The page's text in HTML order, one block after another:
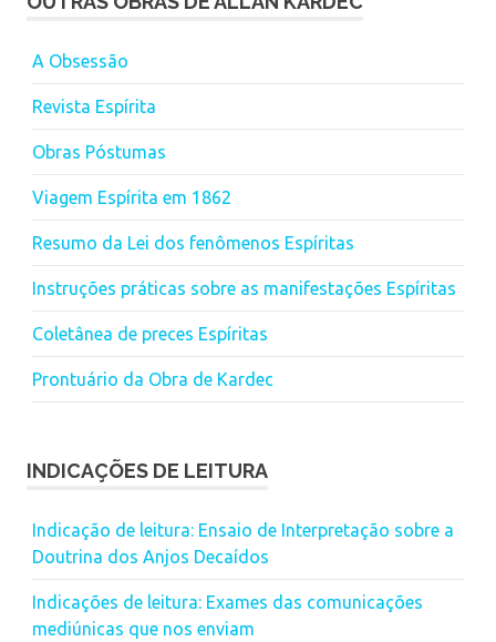
A Obsessão
Revista Espírita
Obras Póstumas
Viagem Espírita em 1862
Resumo da Lei dos fenômenos Espíritas
Instruções práticas sobre as manifestações Espíritas
Coletânea de preces Espíritas
Prontuário da Obra de Kardec
INDICAÇÕES DE LEITURA
Indicação de leitura: Ensaio de Interpretação sobre a
Doutrina dos Anjos Decaídos
Indicações de leitura: Exames das comunicações
mediúnicas que nos enviam